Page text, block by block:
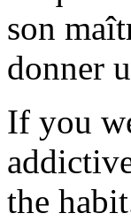
son
donner
If you
the